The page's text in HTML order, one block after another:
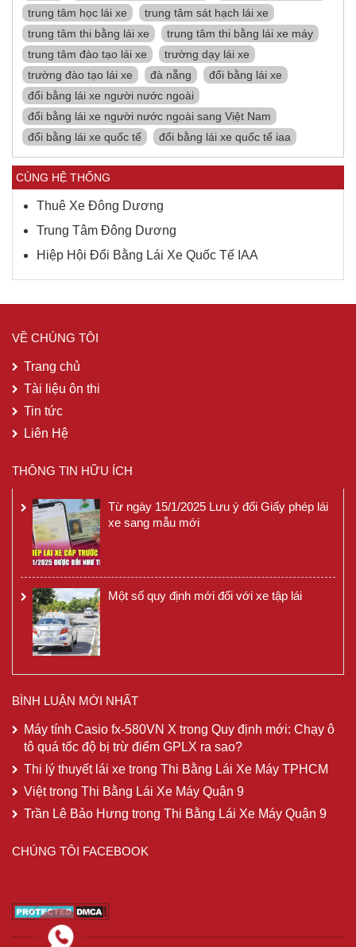
trung tâm học lái xe
trung tâm sát hạch lái xe
trung tâm thi bằng lái xe
trung tâm thi bằng lái xe máy
trung tâm đào tạo lái xe
trường dạy lái xe
trường đào tạo lái xe
đà nẵng
đổi bằng lái xe
đổi bằng lái xe người nước ngoài
đổi bằng lái xe người nước ngoài sang Việt Nam
đổi bằng lái xe quốc tế
đổi bằng lái xe quốc tế iaa
CÙNG HỆ THỐNG
Thuê Xe Đông Dương
Trung Tâm Đông Dương
Hiệp Hội Đổi Bằng Lái Xe Quốc Tế IAA
VỀ CHÚNG TÔI
Trang chủ
Tài liệu ôn thi
Tin tức
Liên Hệ
THÔNG TIN HỮU ÍCH
Từ ngày 15/1/2025 Lưu ý đổi Giấy phép lái
xe sang mẫu mới
Một số quy định mới đối với xe tập lái
BÌNH LUẬN MỚI NHẤT
Máy tính Casio fx-580VN X trong Quy định mới: Chạy ô
tô quá tốc độ bị trừ điểm GPLX ra sao?
Thi lý thuyết lái xe trong Thi Bằng Lái Xe Máy TPHCM
Việttrong Thi Bằng Lái Xe Máy Quận 9
Trần Lê Bảo Hưng trong Thi Bằng Lái Xe Máy Quận 9
CHÚNG TÔI FACEBOOK